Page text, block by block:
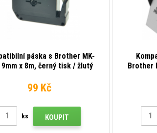
páska s Brother MK-
9mm x 8m, černý tisk / žlutý
99 Kč
ks KOUPIT
Brother